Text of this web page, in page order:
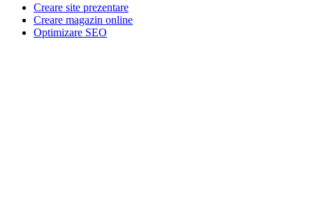
Creare site prezentare
Creare magazin online
Optimizare SEO